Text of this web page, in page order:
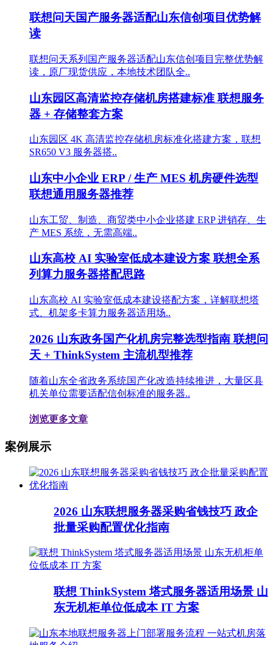
联想问天国产服务器适配山东信创项目优势解
读
联想问天系列国产服务器适配山东信创项目完整优势解
读，原厂现货供应，本地技术团队全..
山东园区高清监控存储机房搭建标准 联想服务
器 + 存储整套方案
山东园区 4K 高清监控存储机房标准化搭建方案，联想
SR650 V3 服务器搭..
山东中小企业 ERP / 生产 MES 机房硬件选型
联想通用服务器推荐
山东工贸、制造、商贸类中小企业搭建 ERP 进销存、生
产 MES 系统，无需高端..
山东高校 AI 实验室低成本建设方案 联想全系
列算力服务器搭配思路
山东高校 AI 实验室低成本建设搭配方案，详解联想塔
式、机架多卡算力服务器适用场..
2026 山东政务国产化机房完整选型指南 联想问
天 + ThinkSystem 主流机型推荐
随着山东全省政务系统国产化改造持续推进，大量区县
机关单位需要适配信创标准的服务器..
浏览更多文章
案例展示
2026 山东联想服务器采购省钱技巧 政企
批量采购配置优化指南
联想 ThinkSystem 塔式服务器适用场景 山
东无机柜单位低成本 IT 方案